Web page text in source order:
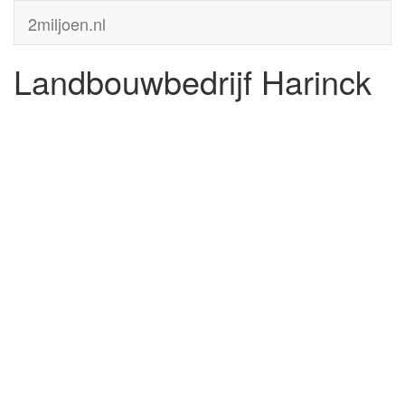
2miljoen.nl
Landbouwbedrijf Harinck